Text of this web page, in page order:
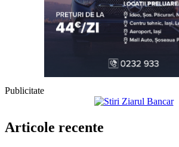
Publicitate
Articole recente